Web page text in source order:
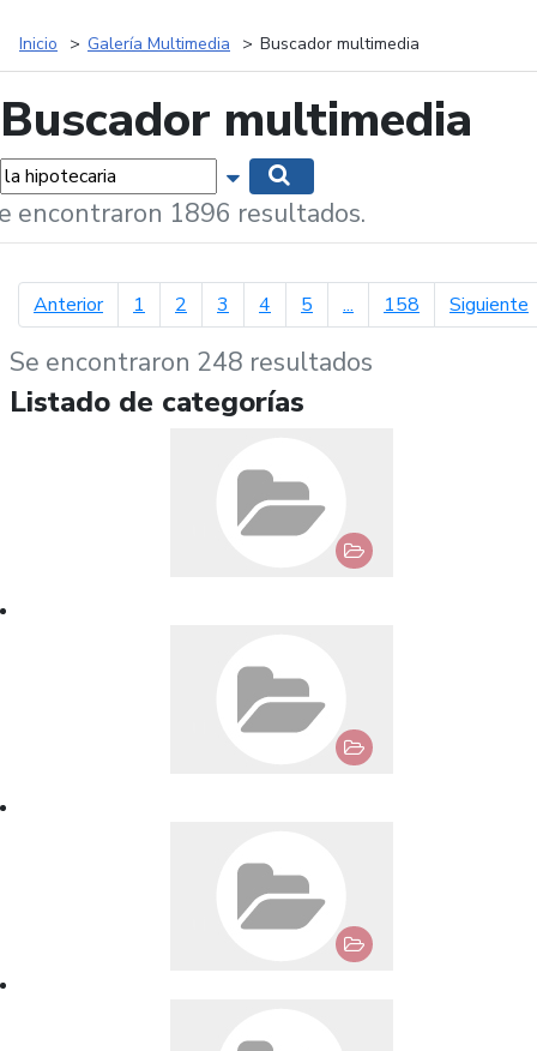
Inicio Galería Multimedia Buscador multimedia
Buscador multimedia
Mostrar opciones de búsqueda
encontraron 1896 resultados.
Anteriorpágina anterior
1 2 3 4 5 ... 158 Siguiente
Se encontraron 248 resultados
Listado de categorías